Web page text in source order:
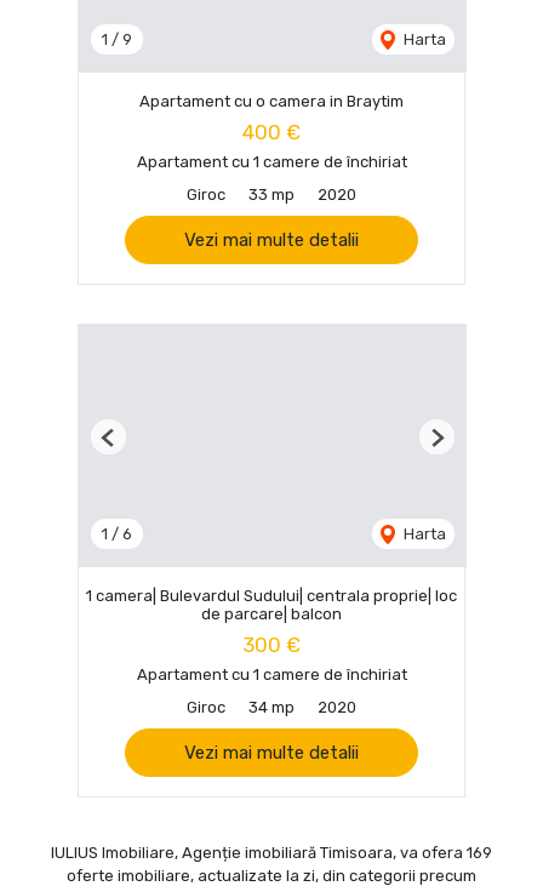
1 / 9 Harta
Apartament cu o camera in Braytim
400 €
Apartament cu 1 camere de închiriat
Giroc
33 mp 2020
Vezi mai multe detalii
1 / 6 Harta
Previous Next
1 camera| Bulevardul Sudului| centrala proprie| loc
de parcare| balcon
300 €
Apartament cu 1 camere de închiriat
Giroc
34 mp 2020
Vezi mai multe detalii
IULIUS Imobiliare, Agenție imobiliară Timisoara, va ofera 169
oferte imobiliare, actualizate la zi, din categorii precum